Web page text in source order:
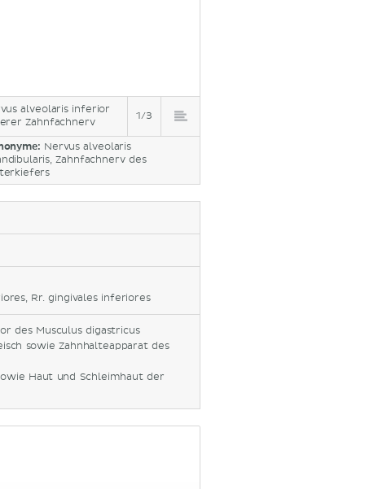
alveolaris inferior
Zahnfachnerv
1/3
Nervus alveolaris
Zahnfachnerv des
Rr. gingivales inferiores
des Musculus digastricus
sowie Zahnhalteapparat des
Haut und Schleimhaut der